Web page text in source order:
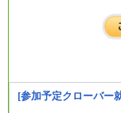
[参加予定クローバー